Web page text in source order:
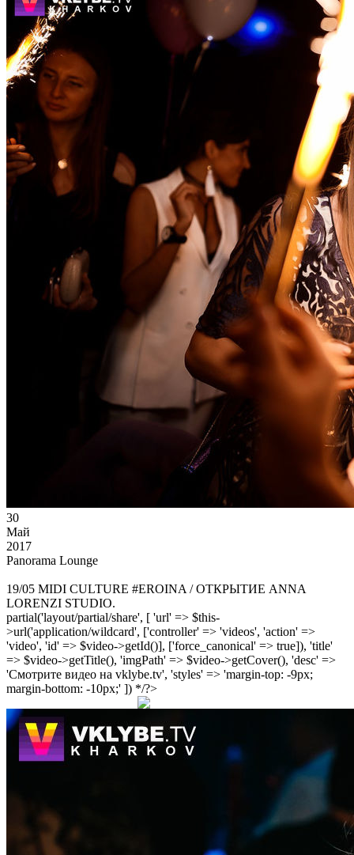
30
Май
2017
Panorama Lounge
19/05 MIDI CULTURE #EROINA / ОТКРЫТИЕ ANNA
LORENZI STUDIO.
partial('layout/partial/share', [ 'url' => $this-
>url('application/wildcard', ['controller' => 'videos', 'action' =>
'video', 'id' => $video->getId()], ['force_canonical' => true]), 'title'
=> $video->getTitle(), 'imgPath' => $video->getCover(), 'desc' =>
'Смотрите видео на vklybe.tv', 'styles' => 'margin-top: -9px;
margin-bottom: -10px;' ]) */?>